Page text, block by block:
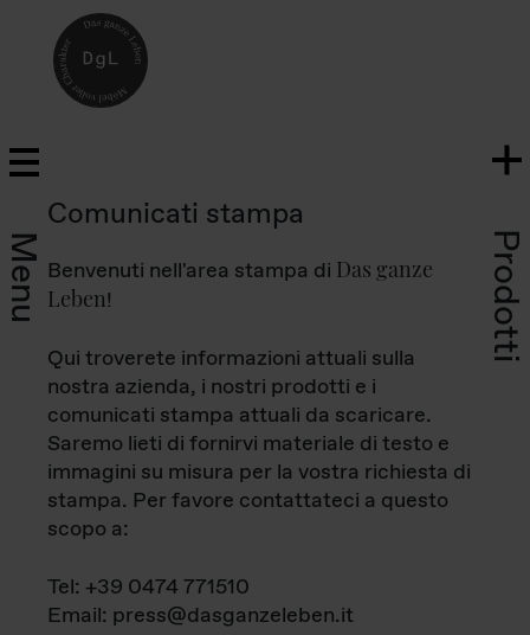
Menu Prodotti
Comunicati stampa
Benvenuti nell'area stampa di Das ganze
Leben!
Qui troverete informazioni attuali sulla
nostra azienda, i nostri prodotti e i
comunicati stampa attuali da scaricare.
Saremo lieti di fornirvi materiale di testo e
immagini su misura per la vostra richiesta di
stampa. Per favore contattateci a questo
scopo a:
Tel: +39 0474 771510
Email: press@dasganzeleben.it